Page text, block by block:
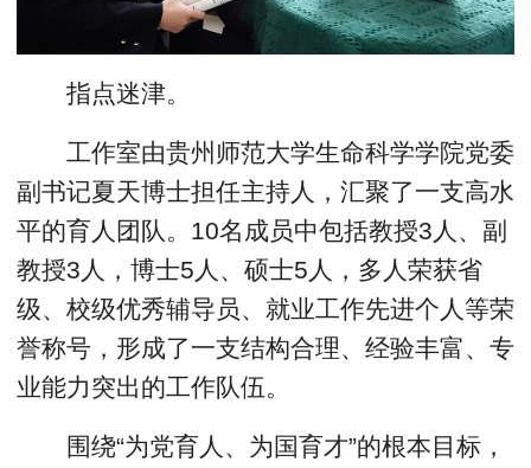
指点迷津。
工作室由贵州师范大学生命科学学院党委
副书记夏天博士担任主持人，汇聚了一支高水
平的育人团队。10名成员中包括教授3人、副
教授3人，博士5人、硕士5人，多人荣获省
级、校级优秀辅导员、就业工作先进个人等荣
誉称号，形成了一支结构合理、经验丰富、专
业能力突出的工作队伍。
围绕“为党育人、为国育才”的根本目标，